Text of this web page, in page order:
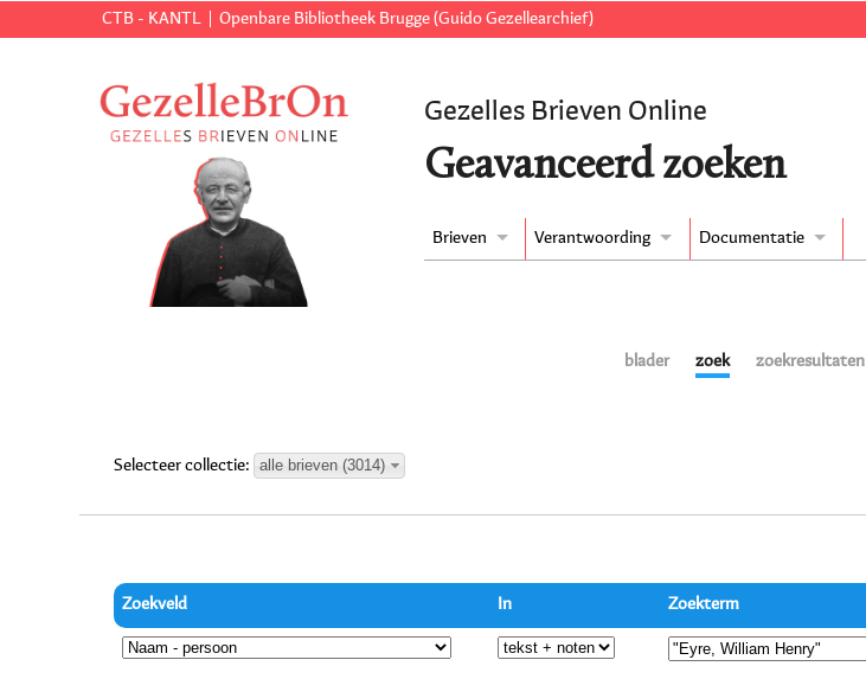
CTB - KANTL Openbare Bibliotheek Brugge (Guido Gezellearchief)
Gezelles Brieven Online
Geavanceerd zoeken
Brieven Verantwoording Documentatie
blader zoek zoekresultaten
Selecteer collectie: alle brieven (3014)
Zoekveld In Zoekterm